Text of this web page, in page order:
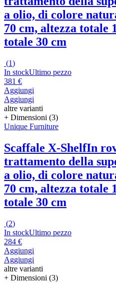
a olio, di colore
70 cm, altezza totale
totale 30 cm
(1)
In stockUltimo pezzo
381 €
Aggiungi
Aggiungi
altre varianti
+ Dimensioni (3)
Unique Furniture
Scaffale X-ShelfIn
trattamento della
a olio, di colore
70 cm, altezza totale
totale 30 cm
(2)
In stockUltimo pezzo
284 €
Aggiungi
Aggiungi
altre varianti
+ Dimensioni (3)